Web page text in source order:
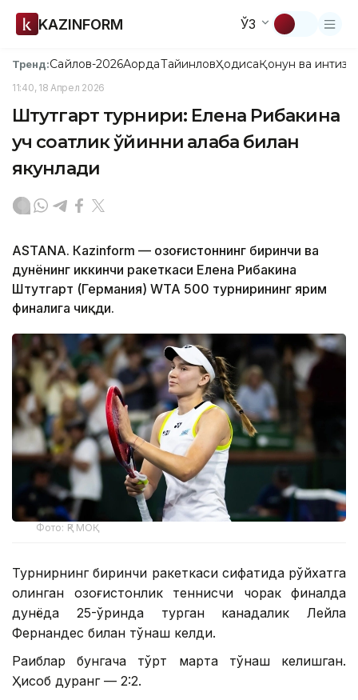
KAZINFORM ЎЗ
Тренд:Сайлов-2026АқордаТайинловҲодисаҚонун ва
11:40, 18 Апрел 2026
Штутгарт турнири: Елена Рибакина
уч соатлик ўйинни ғалаба билан
якунлади
ASTANА. Кazinform — Қозоғистоннинг биринчи ва
дунёнинг иккинчи ракеткаси Елена Рибакина
Штутгарт (Германия) WТА 500 турнирининг ярим
финалига чиқди.
Фото: ҚР МОҚ
Турнирнинг биринчи ракеткаси сифатида рўйхатга
олинган қозоғистонлик теннисчи чорак финалда
дунёда 25-ўринда турган канадалик Лейла
Фернандес билан тўқнаш келди.
Рақиблар бунгача тўрт марта тўқнаш келишган.
Ҳисоб дуранг — 2:2.